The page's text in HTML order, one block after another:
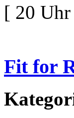
[ 20
Fit for